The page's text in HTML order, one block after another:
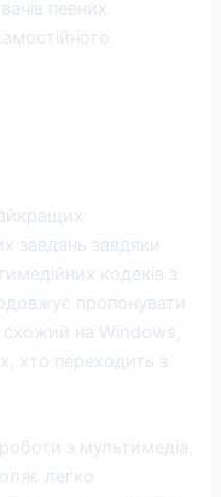
певних
завдань завдяки
кодеків з
пропонувати
схожий на Windows,
хто переходить з
з мультимедіа,
легко